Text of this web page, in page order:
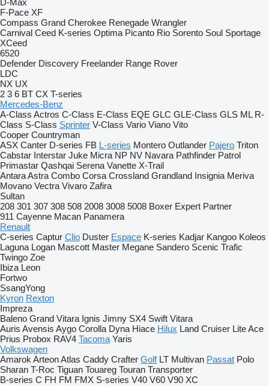
D-Max
F-Pace XF
Compass Grand Cherokee Renegade Wrangler
Carnival Ceed K-series Optima Picanto Rio Sorento Soul Sportage
XCeed
6520
Defender Discovery Freelander Range Rover
LDC
NX UX
2 3 6 BT CX T-series
Mercedes-Benz
A-Class Actros C-Class E-Class EQE GLC GLE-Class GLS ML R-
Class S-Class Sprinter V-Class Vario Viano Vito
Cooper Countryman
ASX Canter D-series FB L-series Montero Outlander Pajero Triton
Cabstar Interstar Juke Micra NP NV Navara Pathfinder Patrol
Primastar Qashqai Serena Vanette X-Trail
AntaraAstra Combo Corsa Crossland Grandland Insignia Meriva
Movano Vectra Vivaro Zafira
Sultan
208 301 307 308 508 2008 3008 5008 Boxer Expert Partner
911 Cayenne Macan Panamera
Renault
C-series Captur Clio Duster Espace K-series Kadjar Kangoo Koleos
Laguna Logan Mascott Master Megane Sandero Scenic Trafic
Twingo Zoe
Ibiza Leon
Fortwo
SsangYong
Kyron Rexton
Impreza
Baleno Grand Vitara Ignis Jimny SX4 Swift Vitara
Auris Avensis Aygo Corolla Dyna Hiace Hilux Land Cruiser Lite Ace
Prius Probox RAV4 Tacoma Yaris
Volkswagen
Amarok ArteonAtlas Caddy Crafter Golf LT Multivan Passat Polo
Sharan T-Roc Tiguan Touareg Touran Transporter
B-series C FH FM FMX S-series V40 V60 V90 XC